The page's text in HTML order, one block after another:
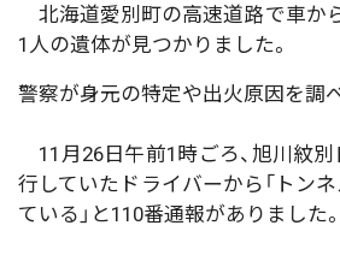
北海道愛別町の高速道路で車か
1人の遺体が見つかりました。
警察が身元の特定や出火原因を調
11月26日午前1時ごろ、旭川紋
行していたドライバーから「トン
ている」と110番通報がありました。